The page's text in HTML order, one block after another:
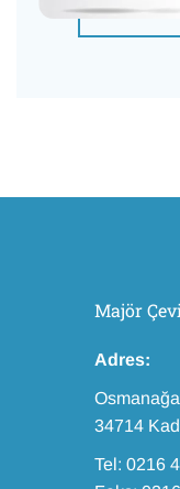
Majör
Adres:
34714
Tel: 0216